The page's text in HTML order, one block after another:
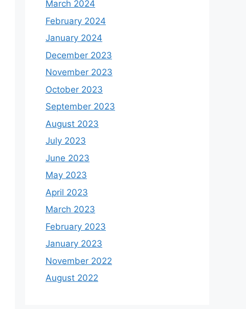
March 2024
February 2024
January 2024
December 2023
November 2023
October 2023
September 2023
August 2023
July 2023
June 2023
May 2023
April 2023
March 2023
February 2023
January 2023
November 2022
August 2022